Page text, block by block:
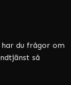
du frågor om
så